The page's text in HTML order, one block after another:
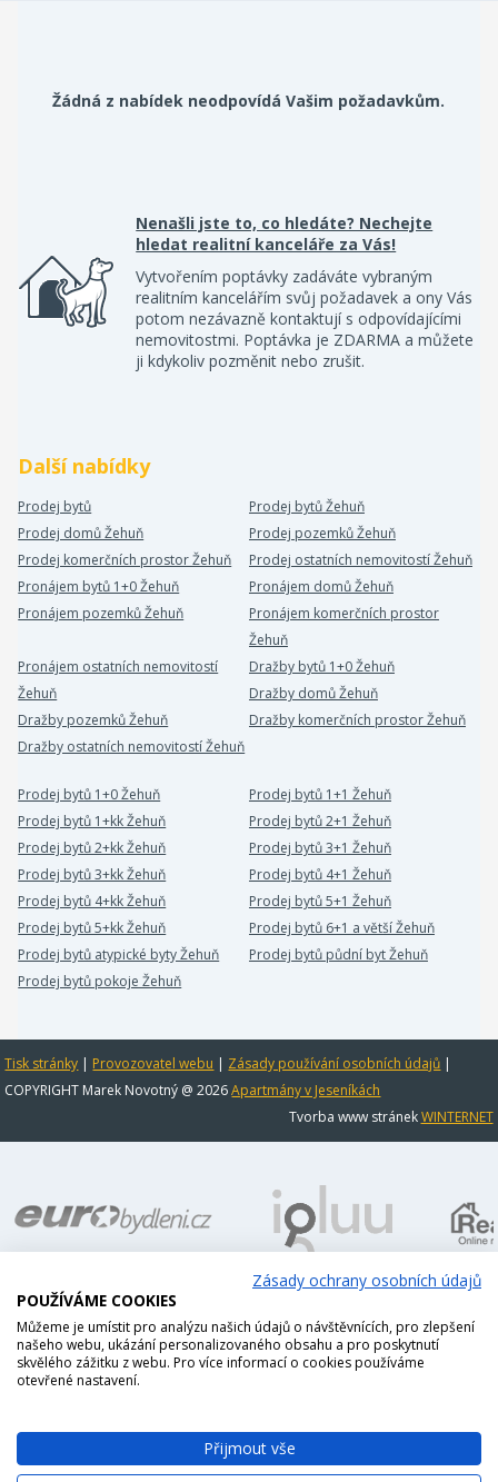
Žádná z nabídek neodpovídá Vašim požadavkům.
Nenašli jste to, co hledáte? Nechejte
hledat realitní kanceláře za Vás!
Vytvořením poptávky zadáváte vybraným
realitním kancelářím svůj požadavek a ony Vás
potom nezávazně kontaktují s odpovídajícími
nemovitostmi. Poptávka je ZDARMA a můžete
ji kdykoliv pozměnit nebo zrušit.
Další nabídky
Prodej bytů
Prodej bytů Žehuň
Prodej domů Žehuň
Prodej pozemků Žehuň
Prodej komerčních prostor Žehuň
Prodej ostatních nemovitostí Žehuň
Pronájem bytů 1+0 Žehuň
Pronájem domů Žehuň
Pronájem pozemků Žehuň
Pronájem komerčních prostor
Žehuň
Pronájem ostatních nemovitostí
Žehuň
Dražby bytů 1+0 Žehuň
Dražby domů Žehuň
Dražby pozemků Žehuň
Dražby komerčních prostor Žehuň
Dražby ostatních nemovitostí Žehuň
Prodej bytů 1+0 Žehuň
Prodej bytů 1+1 Žehuň
Prodej bytů 1+kk Žehuň
Prodej bytů 2+1 Žehuň
Prodej bytů 2+kk Žehuň
Prodej bytů 3+1 Žehuň
Prodej bytů 3+kk Žehuň
Prodej bytů 4+1 Žehuň
Prodej bytů 4+kk Žehuň
Prodej bytů 5+1 Žehuň
Prodej bytů 5+kk Žehuň
Prodej bytů 6+1 a větší Žehuň
Prodej bytů atypické byty Žehuň
Prodej bytů půdní byt Žehuň
Prodej bytů pokoje Žehuň
Tisk stránky | Provozovatel webu | Zásady používání osobních údajů |
COPYRIGHT Marek Novotný @ 2026Apartmány v Jeseníkách
Tvorba www stránekWINTERNET
Zásady ochrany osobních údajů
POUŽÍVÁME COOKIES
Můžeme je umístit pro analýzu našich údajů o návštěvnících, pro zlepšení
našeho webu, ukázání personalizovaného obsahu a pro poskytnutí
skvělého zážitku z webu. Pro více informací o cookies používáme
otevřené nastavení.
Přijmout vše